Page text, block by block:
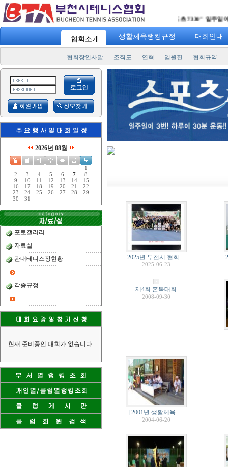
스포츠 7330" 일주일에 3
협회소개 생활체육랭킹규정 대회안내
협회장인사말 조직도 연혁 임원진 협회규약
2026년 08월
1
2
3 4 5 6 7
8
9
10 11 12 13 14
15
16
17 18 19 20 21
22
23
24 25 26 27 28
29
30
31
포토갤러리
자료실
관내테니스장현황
각종규정
현재 준비중인 대회가 없습니다.
2025년 부천시 협회…
2025-06-23
제4회 혼복대회
2008-09-30
[2001년 생활체육 …
2004-06-20